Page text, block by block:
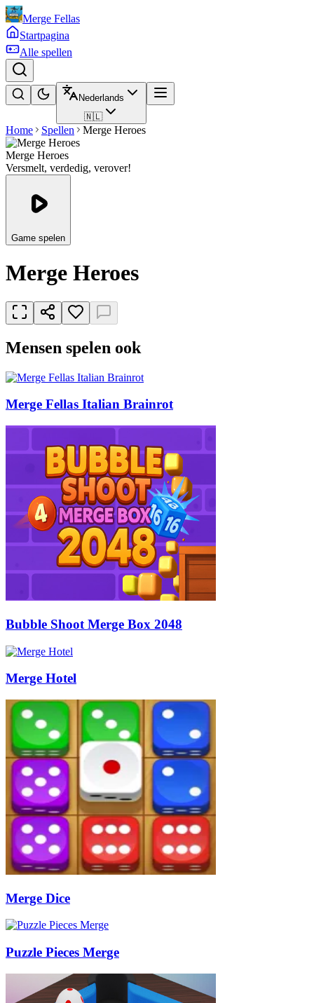
Merge Fellas
Startpagina
Alle spellen
Nederlands
🇳🇱
Home Spellen Merge Heroes
Merge Heroes
Versmelt, verdedig, verover!
Game spelen
Merge Heroes
Mensen spelen ook
Merge Fellas Italian Brainrot
Bubble Shoot Merge Box 2048
Merge Hotel
Merge Dice
Puzzle Pieces Merge